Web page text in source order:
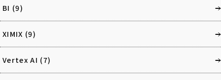
BI (9)
XIMIX (9)
Vertex AI (7)